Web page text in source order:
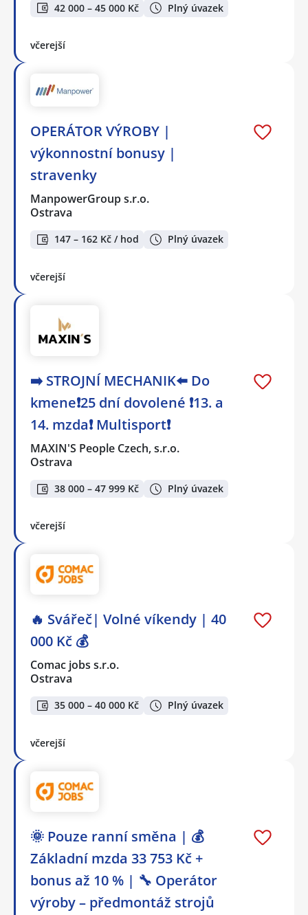
42 000 – 45 000 Kč Plný úvazek
včerejší
OPERÁTOR VÝROBY |
výkonnostní bonusy |
stravenky
ManpowerGroup s.r.o.
Ostrava
147 – 162 Kč / hod Plný úvazek
včerejší
➡️ STROJNÍ MECHANIK⬅️ Do
kmene❗25 dní dovolené ❗13. a
14. mzda❗ Multisport❗
MAXIN'S People Czech, s.r.o.
Ostrava
38 000 – 47 999 Kč Plný úvazek
včerejší
🔥 Svářeč| Volné víkendy | 40
000 Kč 💰
Comac jobs s.r.o.
Ostrava
35 000 – 40 000 Kč Plný úvazek
včerejší
🌞 Pouze ranní směna | 💰
Základní mzda 33 753 Kč +
bonus až 10 % | 🔧 Operátor
výroby – předmontáž strojů